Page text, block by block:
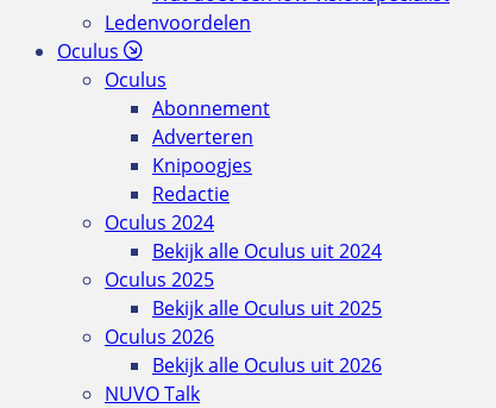
Ledenvoordelen
Oculus
Oculus
Abonnement
Adverteren
Knipoogjes
Redactie
Oculus 2024
Bekijk alle Oculus uit 2024
Oculus 2025
Bekijk alle Oculus uit 2025
Oculus 2026
Bekijk alle Oculus uit 2026
NUVO Talk